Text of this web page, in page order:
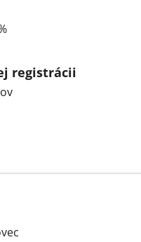
registrácii